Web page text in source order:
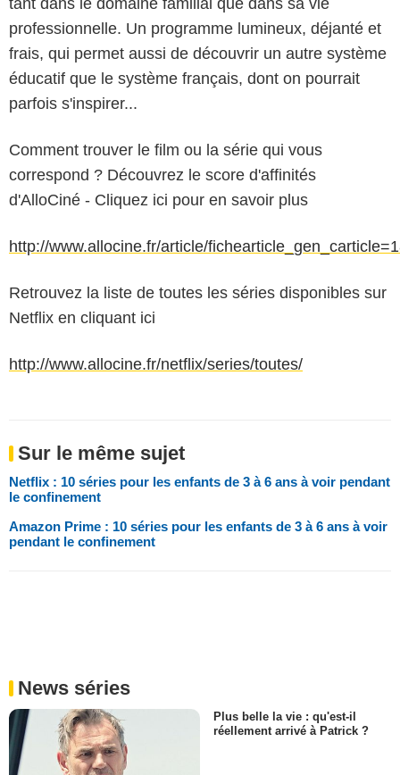
tant dans le domaine familial que dans sa vie
professionnelle. Un programme lumineux, déjanté et
frais, qui permet aussi de découvrir un autre système
éducatif que le système français, dont on pourrait
parfois s'inspirer...
Comment trouver le film ou la série qui vous
correspond ? Découvrez le score d'affinités
d'AlloCiné - Cliquez ici pour en savoir plus
http://www.allocine.fr/article/
Retrouvez la liste de toutes les séries disponibles sur
Netflix en cliquant ici
http://www.allocine.fr/netflix/series/toutes/
Sur le même sujet
Netflix : 10 séries pour les enfants de 3 à 6 ans à voir pendant
le confinement
Amazon Prime : 10 séries pour les enfants de 3 à 6 ans à voir
pendant le confinement
News séries
Plus belle la vie : qu'est-il
réellement arrivé à Patrick ?